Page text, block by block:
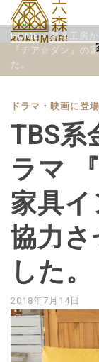
HOME » 家具工房
『チア☆ダン』の
た。
ドラマ・映画に登
TBS系
ラマ
家具
協力
した。
2018年7月14日